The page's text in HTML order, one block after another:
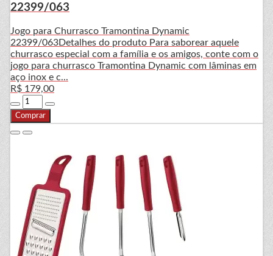
22399/063
Jogo para Churrasco Tramontina Dynamic
22399/063Detalhes do produto Para saborear aquele
churrasco especial com a família e os amigos, conte com o
jogo para churrasco Tramontina Dynamic com lâminas em
aço inox e c...
R$ 179,00
Comprar